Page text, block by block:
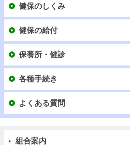
健保のしくみ
健保の給付
保養所・健診
各種手続き
よくある質問
組合案内